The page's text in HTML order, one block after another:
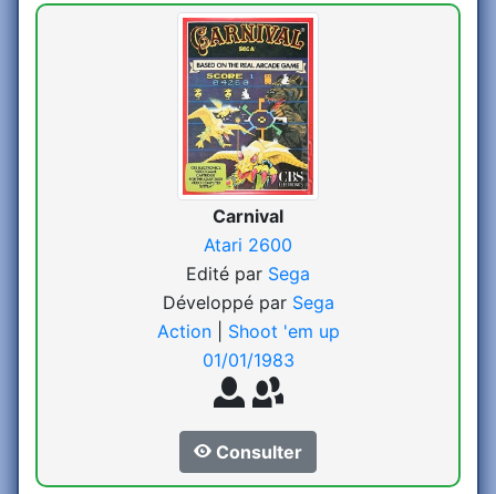
Carnival
Atari 2600
Edité par Sega
Développé par Sega
Action
Shoot 'em up
01/01/1983
Consulter